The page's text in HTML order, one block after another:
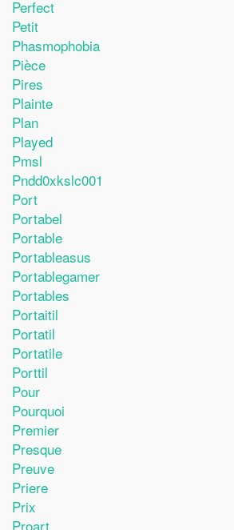
Perfect
Petit
Phasmophobia
Pièce
Pires
Plainte
Plan
Played
Pmsl
Pndd0xkslc001
Port
Portabel
Portable
Portableasus
Portablegamer
Portables
Portaitil
Portatil
Portatile
Porttil
Pour
Pourquoi
Premier
Presque
Preuve
Priere
Prix
Proart